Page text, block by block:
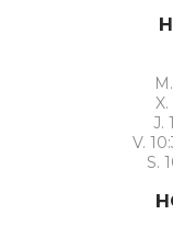
J.
V.
S.